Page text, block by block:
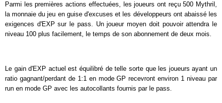
Parmi les premières actions effectuées, les joueurs ont reçu 500 Mythril,
la monnaie du jeu en guise d'excuses et les développeurs ont abaissé les
exigences d'EXP sur le pass. Un joueur moyen doit pouvoir attendra le
niveau 100 plus facilement, le temps de son abonnement de deux mois.
Le gain d'EXP actuel est équilibré de telle sorte que les joueurs ayant un
ratio gagnant/perdant de 1:1 en mode GP recevront environ 1 niveau par
run en mode GP avec les autocollants fournis par le pass.